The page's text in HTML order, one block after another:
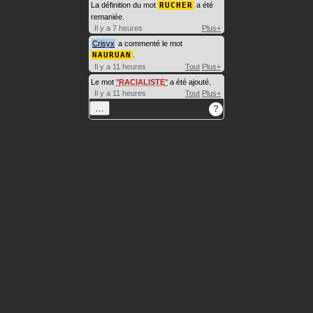
La définition du mot RUCHER a été
remaniée.
Il y a 7 heures
Plus+
Crisyx a commenté le mot
NAURUAN .
Il y a 11 heures
Tout Plus+
Le mot
RACIALISTE a été ajouté.
Il y a 11 heures
Tout Plus+
… ?